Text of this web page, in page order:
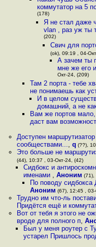
коммутатор на 5
(178)
Я не стал даже
vlan , раз уж ты
(202)
Свич для
(ok), 09:19 , 04-
А зачем ты
мне же его
Окт-24, (209)
Там 2 порта - тебе
не понимаешь как
И в целом
домашний, а не
Вам же портов
даст вам
Доступен
сообществами..., q (??),
Это больше не
(44), 10:37 , 03-Окт-24, (42)
Сидбокс и
именами , Аноним (71),
По поводу сидбокса
Аноним (67), 12:45 ,
Трудно им что-ль
Придётся ещё и
Вот от тебя я этого не
вроде для полного п,
Был у меня роутер с
устарел Пришлось